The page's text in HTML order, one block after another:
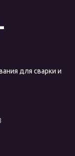
для сварки и